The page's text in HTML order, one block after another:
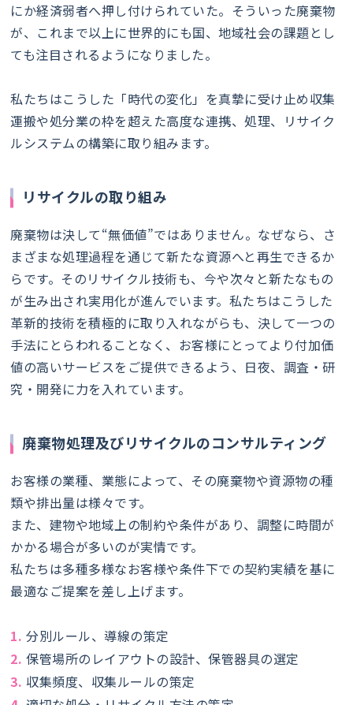
にか経済弱者へ押し付けられていた。そういった廃棄物
が、これまで以上に世界的にも国、地域社会の課題とし
ても注目されるようになりました。
私たちはこうした「時代の変化」を真摯に受け止め収集
運搬や処分業の枠を超えた高度な連携、処理、リサイク
ルシステムの構築に取り組みます。
リサイクルの取り組み
廃棄物は決して“無価値”ではありません。なぜなら、さ
まざまな処理過程を通じて新たな資源へと再生できるか
らです。そのリサイクル技術も、今や次々と新たなもの
が生み出され実用化が進んでいます。私たちはこうした
革新的技術を積極的に取り入れながらも、決して一つの
手法にとらわれることなく、お客様にとってより付加価
値の高いサービスをご提供できるよう、日夜、調査・研
究・開発に力を入れています。
廃棄物処理及びリサイクルのコンサルティング
お客様の業種、業態によって、その廃棄物や資源物の種
類や排出量は様々です。
また、建物や地域上の制約や条件があり、調整に時間が
かかる場合が多いのが実情です。
私たちは多種多様なお客様や条件下での契約実績を基に
最適なご提案を差し上げます。
1.分別ルール、導線の策定
2.保管場所のレイアウトの設計、保管器具の選定
3.収集頻度、収集ルールの策定